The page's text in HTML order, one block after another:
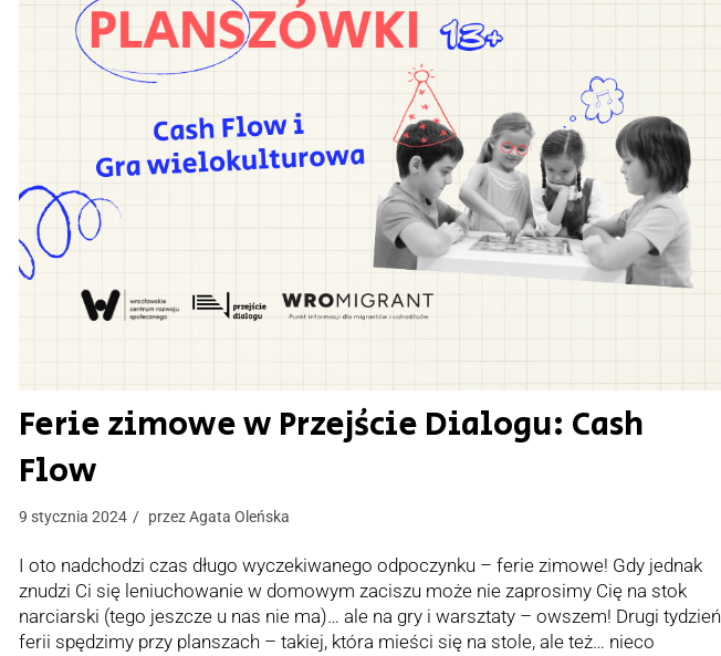
Ferie zimowe w Przejście Dialogu: Cash
Flow
9 stycznia 2024 przezAgata Oleńska
I oto nadchodzi czas długo wyczekiwanego odpoczynku – ferie zimowe! Gdy jednak
znudzi Ci się leniuchowanie w domowym zaciszu może nie zaprosimy Cię na stok
narciarski (tego jeszcze u nas nie ma)… ale na gry i warsztaty – owszem! Drugi tydzień
ferii spędzimy przy planszach – takiej, która mieści się na stole, ale też… nieco